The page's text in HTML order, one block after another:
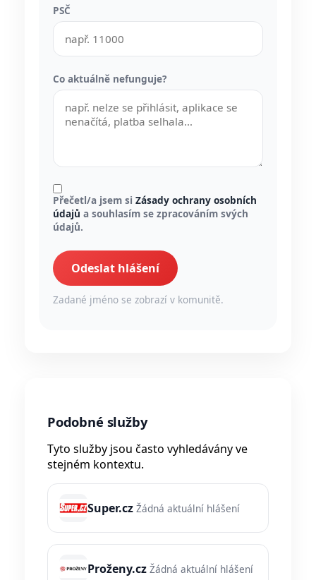
PSČ
Co aktuálně nefunguje?
Přečetl/a jsem si Zásady ochrany osobních
údajů a souhlasím se zpracováním svých
údajů.
Odeslat hlášení
Zadané jméno se zobrazí v komunitě.
Podobné služby
Tyto služby jsou často vyhledávány ve
stejném kontextu.
Super.cz Žádná aktuální hlášení
Proženy.cz Žádná aktuální hlášení